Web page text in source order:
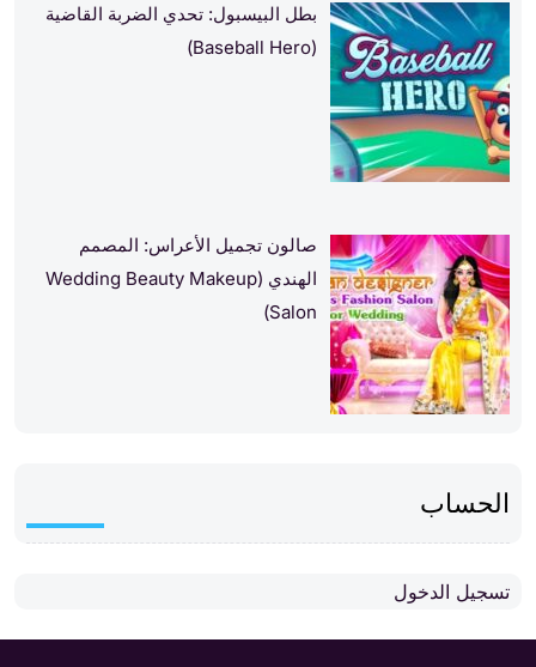
بطل البيسبول: تحدي الضربة القاضية
(Baseball Hero)
صالون تجميل الأعراس: المصمم
الهندي (Wedding Beauty Makeup
Salon)
الحساب
تسجيل الدخول